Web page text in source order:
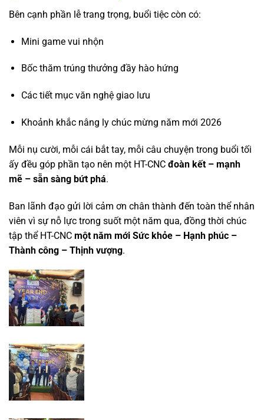
Bên cạnh phần lễ trang trọng, buổi tiệc còn có:
Mini game vui nhộn
Bốc thăm trúng thưởng đầy hào hứng
Các tiết mục văn nghệ giao lưu
Khoảnh khắc nâng ly chúc mừng năm mới 2026
Mỗi nụ cười, mỗi cái bắt tay, mỗi câu chuyện trong buổi tối
ấy đều góp phần tạo nên một HT-CNC đoàn kết – mạnh
mẽ – sẵn sàng bứt phá.
Ban lãnh đạo gửi lời cảm ơn chân thành đến toàn thể nhân
viên vì sự nỗ lực trong suốt một năm qua, đồng thời chúc
tập thể HT-CNC một năm mới Sức khỏe – Hạnh phúc –
Thành công – Thịnh vượng.